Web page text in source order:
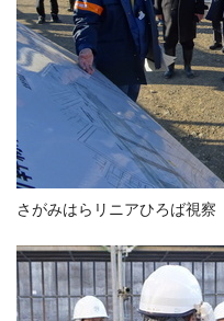
さがみはらリニアひろば視察